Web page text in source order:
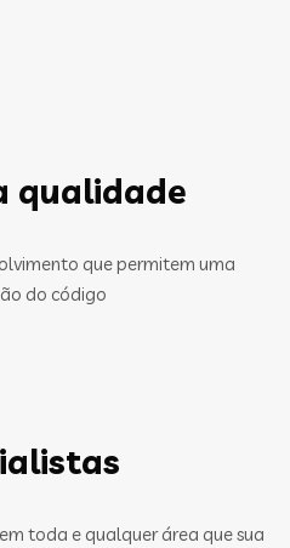
qualidade
que permitem uma
do código
toda e qualquer área que sua